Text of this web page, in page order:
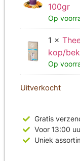
100gr
Op
1 ×
kop/
Op
Uitverkocht
Gratis
Voor 13:00
Uniek